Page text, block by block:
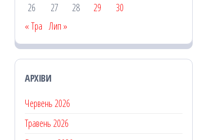
26
27 28 29
30
« Тра Лип »
АРХІВИ
Червень 2026
Травень 2026